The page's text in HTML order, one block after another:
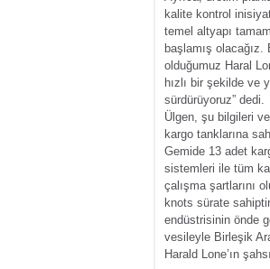
kalite kontrol
temel altyapı
başlamış
olduğumuz Haral
hızlı bir şekilde ve
sürdürüyoruz” dedi.
Ülgen, şu bilgileri
kargo tanklarına
Gemide 13 adet
sistemleri ile tüm
çalışma şartlarını
knots sürate
endüstrisinin önde
vesileyle Birleşik
Harald Lone’ın